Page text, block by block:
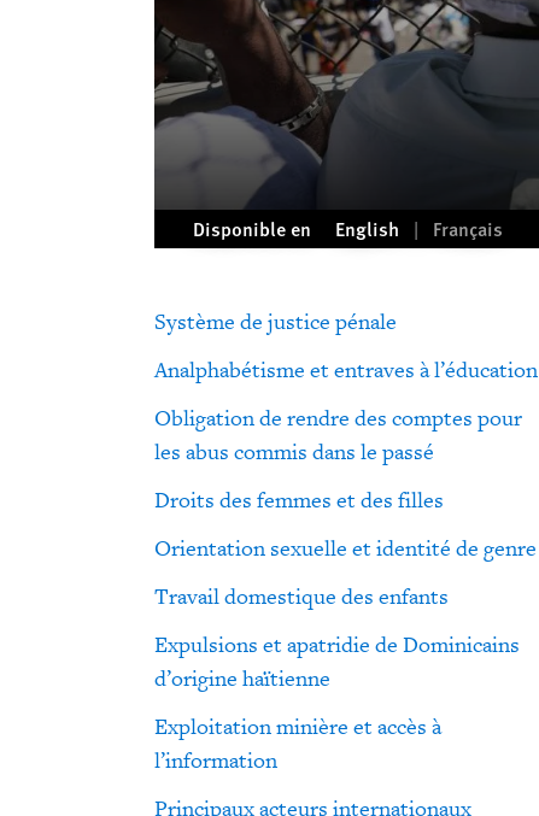
Disponible en English Français
Système de justice pénale
Analphabétisme et entraves à l’éducation
Obligation de rendre des comptes pour
les abus commis dans le passé
Droits des femmes et des filles
Orientation sexuelle et identité de genre
Travail domestique des enfants
Expulsions et apatridie de Dominicains
d’origine haïtienne
Exploitation minière et accès à
l’information
Principaux acteurs internationaux